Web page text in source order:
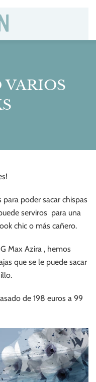
poder sacar chispas
serviros para una
chic o más cañero.
Max Azira , hemos
que se le puede sacar
de 198 euros a 99